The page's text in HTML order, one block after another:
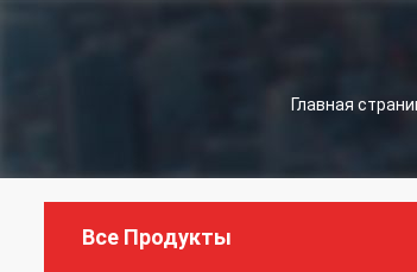
Главная
Все Продукты